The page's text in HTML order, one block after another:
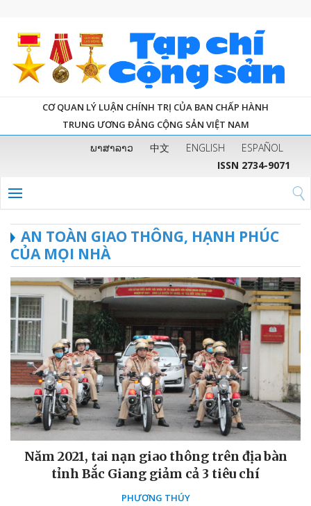
CƠ QUAN LÝ LUẬN CHÍNH TRỊ CỦA BAN CHẤP HÀNH
TRUNG ƯƠNG ĐẢNG CỘNG SẢN VIỆT NAM
ພາສາລາວ 中文 ENGLISH
ESPAÑOL
ISSN 2734-9071
AN TOÀN GIAO THÔNG, HẠNH PHÚC
CỦA MỌI NHÀ
Năm 2021, tai nạn giao thông trên địa bàn
tỉnh Bắc Giang giảm cả 3 tiêu chí
PHƯƠNG THÚY